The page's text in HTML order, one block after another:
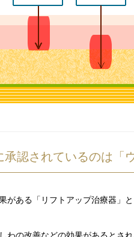
承認されているのは「
がある「リフトアップ治療器」